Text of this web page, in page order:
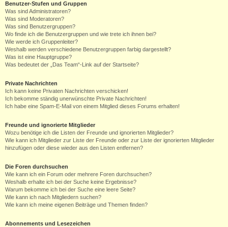
Benutzer-Stufen und Gruppen
Was sind Administratoren?
Was sind Moderatoren?
Was sind Benutzergruppen?
Wo finde ich die Benutzergruppen und wie trete ich ihnen bei?
Wie werde ich Gruppenleiter?
Weshalb werden verschiedene Benutzergruppen farbig dargestellt?
Was ist eine Hauptgruppe?
Was bedeutet der „Das Team“-Link auf der Startseite?
Private Nachrichten
Ich kann keine Privaten Nachrichten verschicken!
Ich bekomme ständig unerwünschte Private Nachrichten!
Ich habe eine Spam-E-Mail von einem Mitglied dieses Forums erhalten!
Freunde und ignorierte Mitglieder
Wozu benötige ich die Listen der Freunde und ignorierten Mitglieder?
Wie kann ich Mitglieder zur Liste der Freunde oder zur Liste der ignorierten Mitglieder
hinzufügen oder diese wieder aus den Listen entfernen?
Die Foren durchsuchen
Wie kann ich ein Forum oder mehrere Foren durchsuchen?
Weshalb erhalte ich bei der Suche keine Ergebnisse?
Warum bekomme ich bei der Suche eine leere Seite?
Wie kann ich nach Mitgliedern suchen?
Wie kann ich meine eigenen Beiträge und Themen finden?
Abonnements und Lesezeichen